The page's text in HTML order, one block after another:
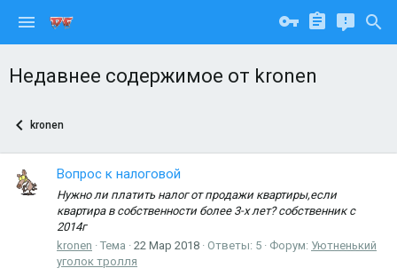
Недавнее содержимое от kronen
kronen
Вопрос к налоговой
Нужно ли платить налог от продажи квартиры,если
квартира в собственности более 3-х лет? собственник с
2014г
kronen
Тема 22 Мар 2018 Ответы: 5 Форум: Уютненький
уголок тролля